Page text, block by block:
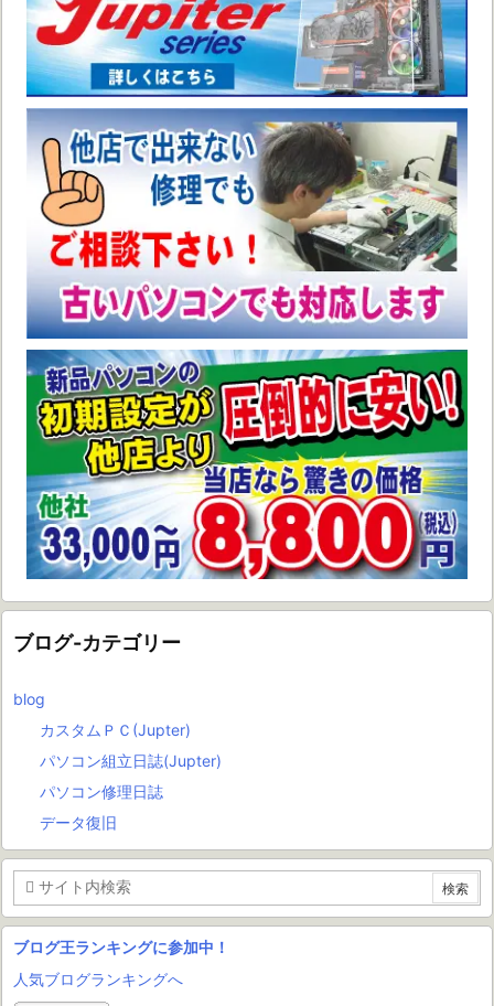
ブログ-カテゴリー
blog
カスタムＰＣ(Jupter)
パソコン組立日誌(Jupter)
パソコン修理日誌
データ復旧
ブログ王ランキングに参加中！
人気ブログランキングへ